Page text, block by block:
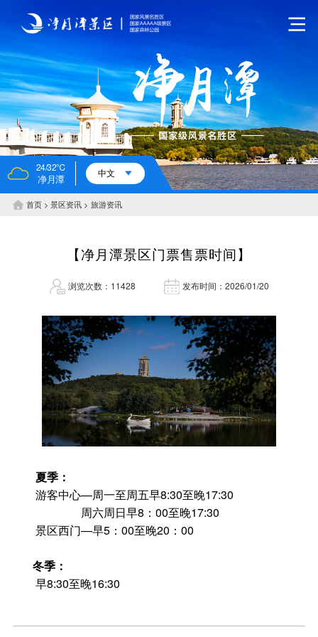
24/32℃
净月潭 中文
首页 景区资讯 旅游资讯
【净月潭景区门票售票时间】
浏览次数：11428 发布时间：2026/01/20
夏季：
游客中心—周一至周五早8:30至晚17:30
周六周日早8：00至晚17:30
景区西门—早5：00至晚20：00
冬季：
早8:30至晚16:30